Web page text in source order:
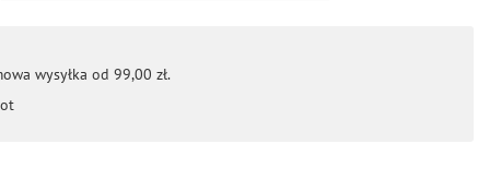
wysyłka od 99,00 zł.